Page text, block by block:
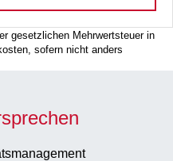
gesetzlichen Mehrwertsteuer in
sofern nicht anders